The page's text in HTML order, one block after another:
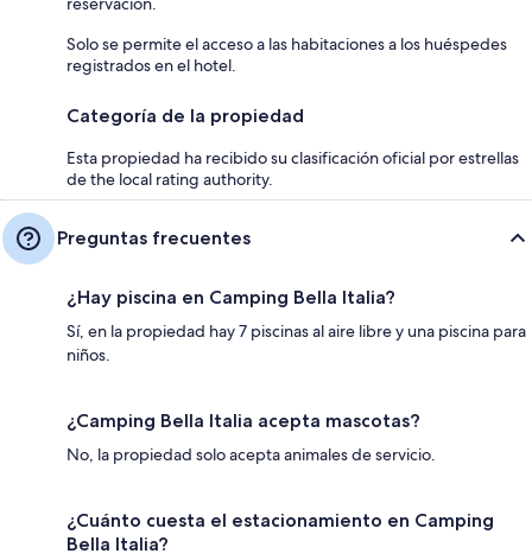
Solo se permite el acceso a las habitaciones a los huéspedes
registrados en el hotel.
Categoría de la propiedad
Esta propiedad ha recibido su clasificación oficial por estrellas
de the local rating authority.
Preguntas frecuentes
¿Hay piscina en Camping Bella Italia?
Sí, en la propiedad hay 7 piscinas al aire libre y una piscina para
niños.
¿Camping Bella Italia acepta mascotas?
No, la propiedad solo acepta animales de servicio.
¿Cuánto cuesta el estacionamiento en Camping
Bella Italia?